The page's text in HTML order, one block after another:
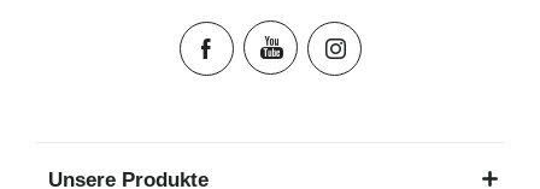
Unsere Produkte